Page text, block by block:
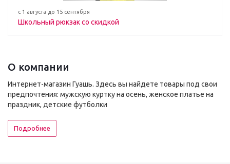
с 1 августа до 15 сентября
Школьный рюкзак со скидкой
О компании
Интернет-магазин Гуашь. Здесь вы найдете товары под свои
предпочтения: мужскую куртку на осень, женское платье на
праздник, детские футболки
Подробнее